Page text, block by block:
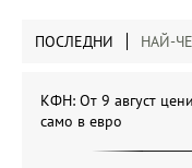
ПОСЛЕДНИ НАЙ-
КФН: От 9 август
само в евро